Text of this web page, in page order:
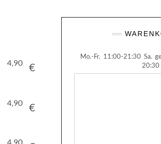
4,90 €
4,90 €
Mo.-Fr. 11:00-21:30 Sa.
20:30